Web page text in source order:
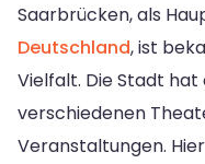
Saarbrücken, als
Deutschland, ist
Vielfalt. Die Stadt
verschiedenen
Veranstaltungen.